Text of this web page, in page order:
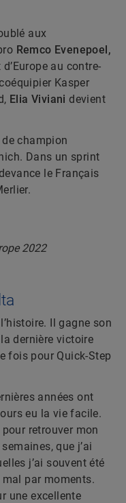
aux
Remco Evenepoel,
au contre-
Kasper
Elia Viviani devient
champion
Dans un sprint
le Français
Il gagne son
dernière victoire
fois pour Quick-Step
années ont
eu la vie facile.
retrouver mon
que j’ai
j’ai souvent été
par moments.
une excellente